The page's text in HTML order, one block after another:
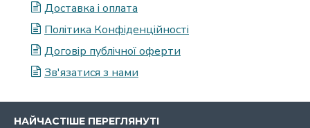
Доставка і оплата
Політика Конфіденційності
Договір публічної оферти
Зв'язатися з нами
НАЙЧАСТІШЕ ПЕРЕГЛЯНУТІ